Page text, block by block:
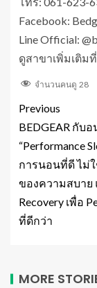
Facebook:
Line Official:
ดูสาขาเพิ่มเติม
จำนวนคนดู 28
Previous
BEDGEAR กับ
“Performance
การนอนที่ดี ไม่ใ
ของความสบาย
Recovery เพื่อ
ที่ดีกว่า
MORE